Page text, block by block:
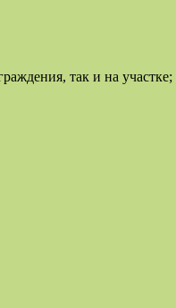
так и на участке;